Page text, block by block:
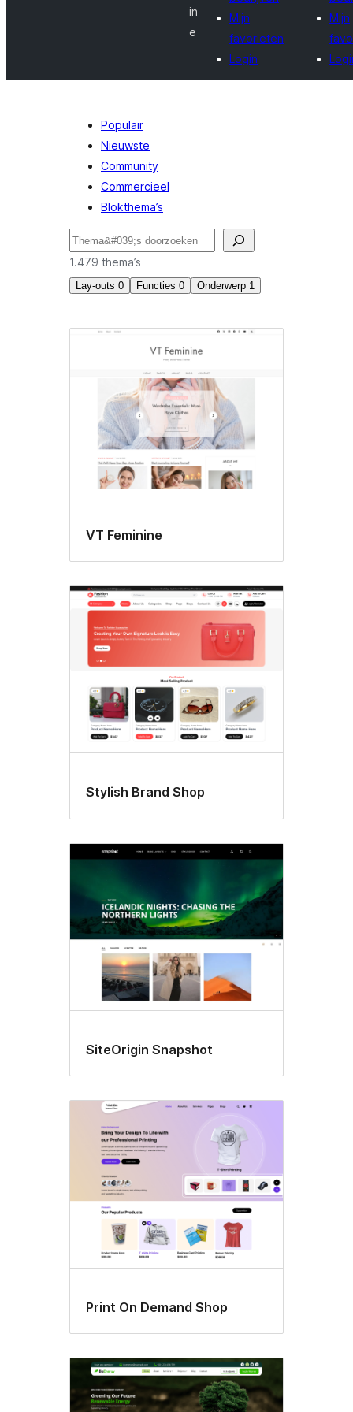
in
e
Mijn
favorieten
Login
Mijn
Populair
Nieuwste
Community
Commercieel
Blokthema’s
Zoeken
1.479 thema’s
Lay-outs 0 Functies 0 Onderwerp 1
Fotografie
VT Feminine
Stylish Brand Shop
SiteOrigin Snapshot
Print On Demand Shop